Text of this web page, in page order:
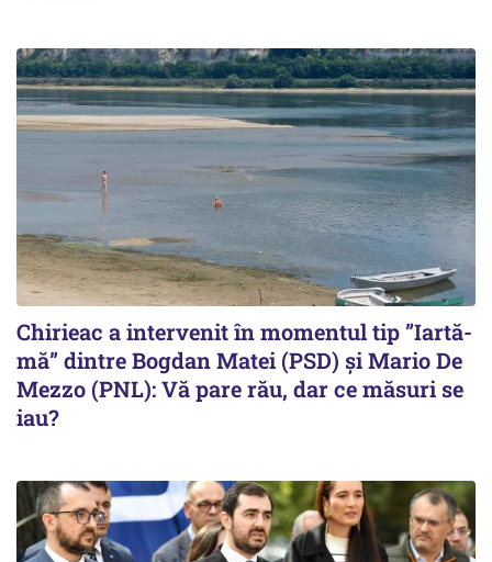
Chirieac a intervenit în momentul tip ”Iartă-
mă” dintre Bogdan Matei (PSD) și Mario De
Mezzo (PNL): Vă pare rău, dar ce măsuri se
iau?